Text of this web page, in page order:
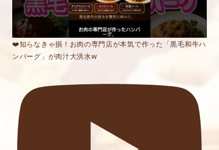
❤️知らなきゃ損！お肉の専門店が本気で作った「黒毛和牛ハ
ンバーグ」が肉汁大洪水w